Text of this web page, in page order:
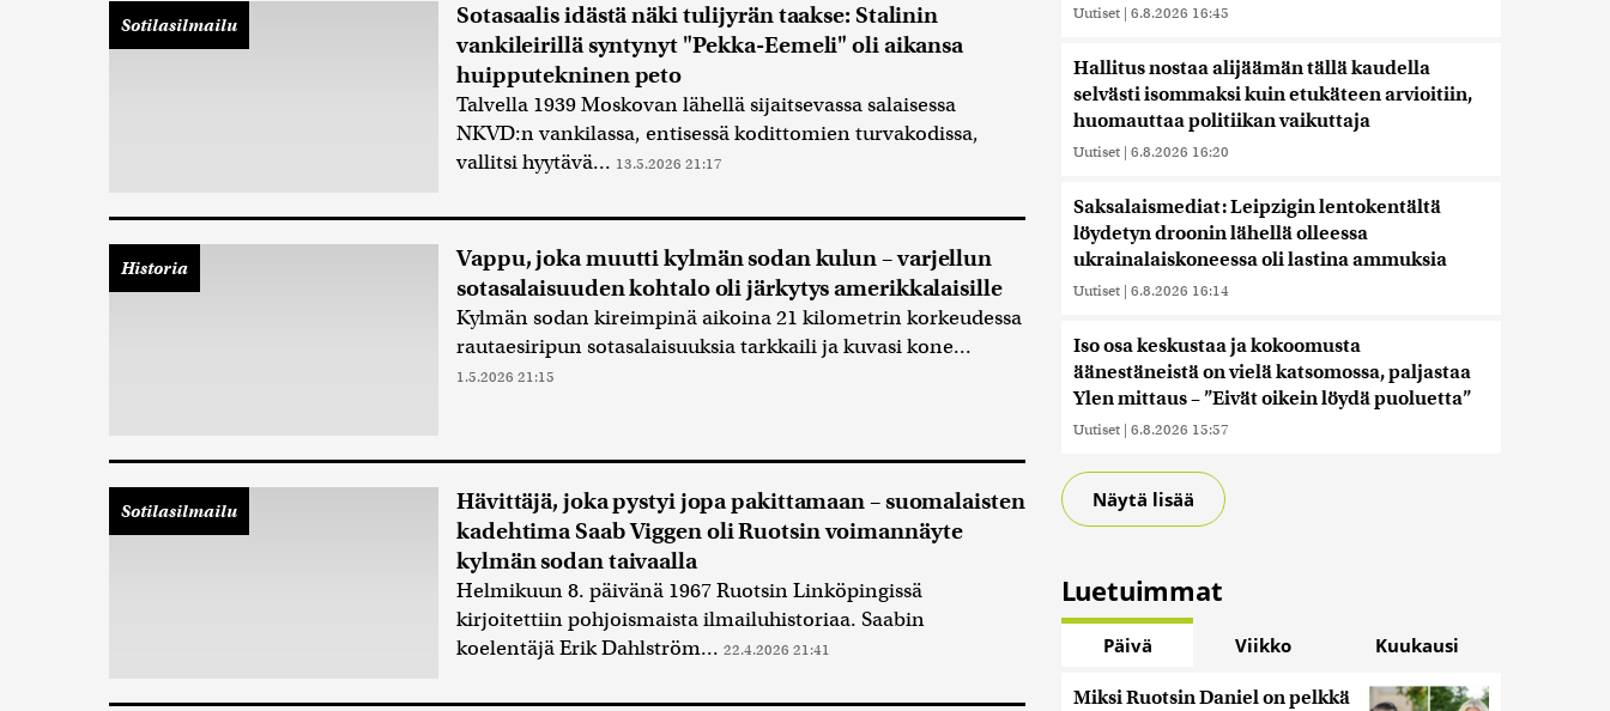
Sotilasilmailu
Sotasaalis idästä näki tulijyrän taakse: Stalinin
vankileirillä syntynyt "Pekka-Eemeli" oli aikansa
huipputekninen peto
Talvella 1939 Moskovan lähellä sijaitsevassa salaisessa
NKVD:n vankilassa, entisessä kodittomien turvakodissa,
vallitsi hyytävä... 13.5.2026 21:17
Historia
Vappu, joka muutti kylmän sodan kulun – varjellun
sotasalaisuuden kohtalo oli järkytys amerikkalaisille
Kylmän sodan kireimpinä aikoina 21 kilometrin korkeudessa
rautaesiripun sotasalaisuuksia tarkkaili ja kuvasi kone...
1.5.2026 21:15
Sotilasilmailu
Hävittäjä, joka pystyi jopa pakittamaan – suomalaisten
kadehtima Saab Viggen oli Ruotsin voimannäyte
kylmän sodan taivaalla
Helmikuun 8. päivänä 1967 Ruotsin Linköpingissä
kirjoitettiin pohjoismaista ilmailuhistoriaa. Saabin
koelentäjä Erik Dahlström... 22.4.2026 21:41
Uutiset | 6.8.2026 16:45
Hallitus nostaa alijäämän tällä kaudella
selvästi isommaksi kuin etukäteen arvioitiin,
huomauttaa politiikan vaikuttaja
Uutiset | 6.8.2026 16:20
Saksalaismediat: Leipzigin lentokentältä
löydetyn droonin lähellä olleessa
ukrainalaiskoneessa oli lastina ammuksia
Uutiset | 6.8.2026 16:14
Iso osa keskustaa ja kokoomusta
äänestäneistä on vielä katsomossa, paljastaa
Ylen mittaus – ”Eivät oikein löydä puoluetta”
Uutiset | 6.8.2026 15:57
Näytä lisää
Luetuimmat
Päivä Viikko Kuukausi
Miksi Ruotsin Daniel on pelkkä